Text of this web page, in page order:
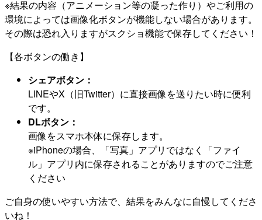
※結果の内容（アニメーション等の凝った作り）やご利用の
環境によっては画像化ボタンが機能しない場合があります。
その際は恐れ入りますがスクショ機能で保存してください！
【各ボタンの働き】
シェアボタン：
LINEやX（旧Twitter）に直接画像を送りたい時に便利
です。
DLボタン：
画像をスマホ本体に保存します。
※iPhoneの場合、「写真」アプリではなく「ファイ
ル」アプリ内に保存されることがありますのでご注意
ください
ご自身の使いやすい方法で、結果をみんなに自慢してくださ
いね！